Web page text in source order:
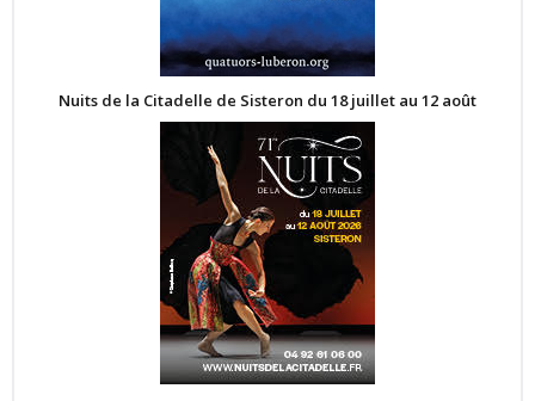
Nuits de la Citadelle de Sisteron du 18 juillet au 12 août